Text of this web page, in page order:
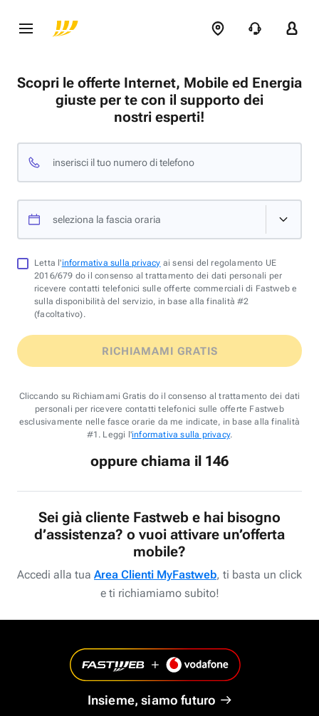
Scopri le offerte Internet, Mobile ed Energia
giuste per te con il supporto dei
nostri esperti!
inserisci il tuo numero di telefono
seleziona la fascia oraria
Letta l'informativa sulla privacy ai sensi del regolamento UE
2016/679 do il consenso al trattamento dei dati personali per
ricevere contatti telefonici sulle offerte commerciali di Fastweb e
sulla disponibilità del servizio, in base alla finalità #2
(facoltativo).
RICHIAMAMI GRATIS
Cliccando su Richiamami Gratis do il consenso al trattamento dei dati
personali per ricevere contatti telefonici sulle offerte Fastweb
esclusivamente nelle fasce orarie da me indicate, in base alla finalità
#1. Leggi l'informativa sulla privacy.
oppure chiama il 146
Sei già cliente Fastweb e hai bisogno
d’assistenza? o vuoi attivare un’offerta
mobile?
Accedi alla tua Area Clienti MyFastweb, ti basta un click
e ti richiamiamo subito!
Insieme, siamo futuro